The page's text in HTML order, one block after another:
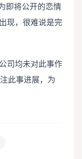
即将公开的恋情
现，很难说是完
司均未对此事作
此事进展，为